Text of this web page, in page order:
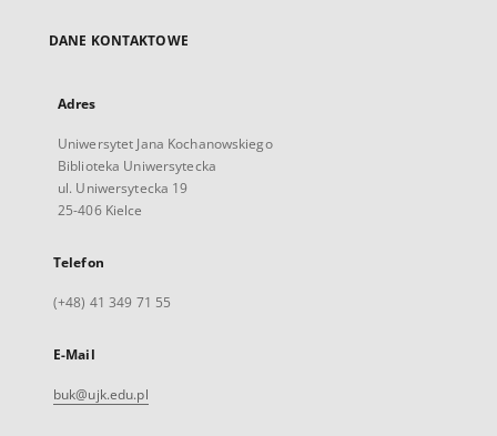
DANE KONTAKTOWE
Adres
Uniwersytet Jana Kochanowskiego
Biblioteka Uniwersytecka
ul. Uniwersytecka 19
25-406 Kielce
Telefon
(+48) 41 349 71 55
E-Mail
buk@ujk.edu.pl